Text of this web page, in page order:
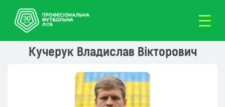
Кучерук Владислав Вікторович